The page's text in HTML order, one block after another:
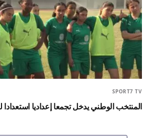
SPORT7 TV
المنتخب الوطني يدخل تجمعا إعداديا